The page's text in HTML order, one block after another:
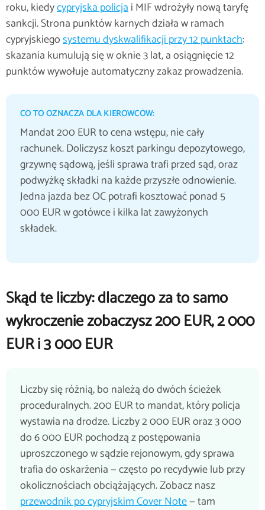
roku, kiedycypryjska policjai MIF wdrożyły nową taryfę
sankcji. Strona punktów karnych działa w ramach
cypryjskiegosystemu dyskwalifikacji przy 12 punktach:
skazania kumulują się w oknie 3 lat, a osiągnięcie 12
punktów wywołuje automatyczny zakaz prowadzenia.
CO TO OZNACZA DLA KIEROWCÓW:
Mandat 200 EUR to cena wstępu, nie cały
rachunek. Doliczysz koszt parkingu depozytowego,
grzywnę sądową, jeśli sprawa trafi przed sąd, oraz
podwyżkę składki na każde przyszłe odnowienie.
Jedna jazda bez OC potrafi kosztować ponad 5
000 EUR w gotówce i kilka lat zawyżonych
składek.
Skąd te liczby: dlaczego za to samo
wykroczenie zobaczysz 200 EUR, 2 000
EUR i 3 000 EUR
Liczby się różnią, bo należą do dwóch ścieżek
proceduralnych. 200 EUR to mandat, który policja
wystawia na drodze. Liczby 2 000 EUR oraz 3 000
do 6 000 EUR pochodzą z postępowania
uproszczonego w sądzie rejonowym, gdy sprawa
trafia do oskarżenia — często po recydywie lub przy
okolicznościach obciążających. Zobacz nasz
przewodnik po cypryjskim Cover Note— tam